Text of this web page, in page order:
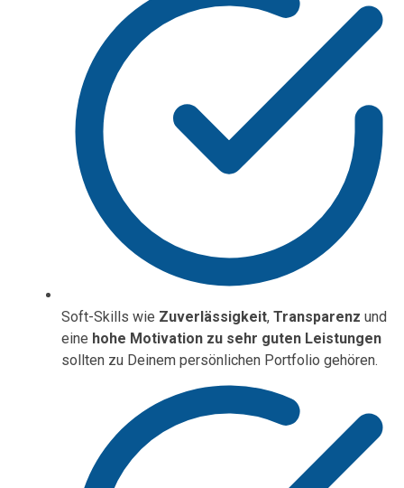
Soft-Skills wie Zuverlässigkeit, Transparenz und
eine hohe Motivation zu sehr guten Leistungen
sollten zu Deinem persönlichen Portfolio gehören.